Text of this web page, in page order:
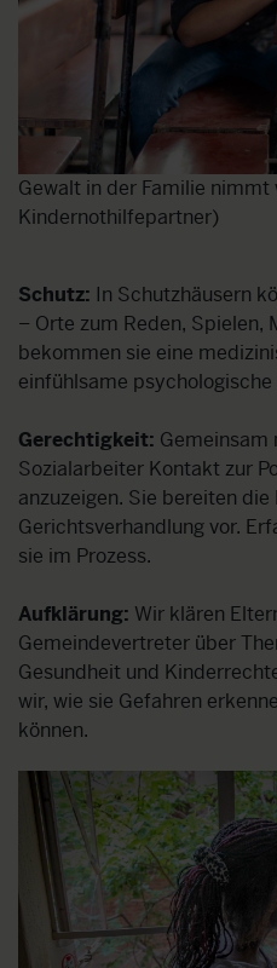
Gewalt in der Familie nimmt
Kindernothilfepartner)
Schutz: In Schutzhäusern
– Orte zum Reden, Spielen,
bekommen sie eine
einfühlsame psychologische
Gerechtigkeit: Gemeinsam
Sozialarbeiter Kontakt zur
anzuzeigen. Sie bereiten
Gerichtsverhandlung vor.
sie im Prozess.
Aufklärung: Wir klären
Gemeindevertreter über
Gesundheit und
wir, wie sie Gefahren
können.